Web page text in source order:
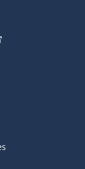
hyperlien
s'ouvrira
externe
s'ouvrira dans une